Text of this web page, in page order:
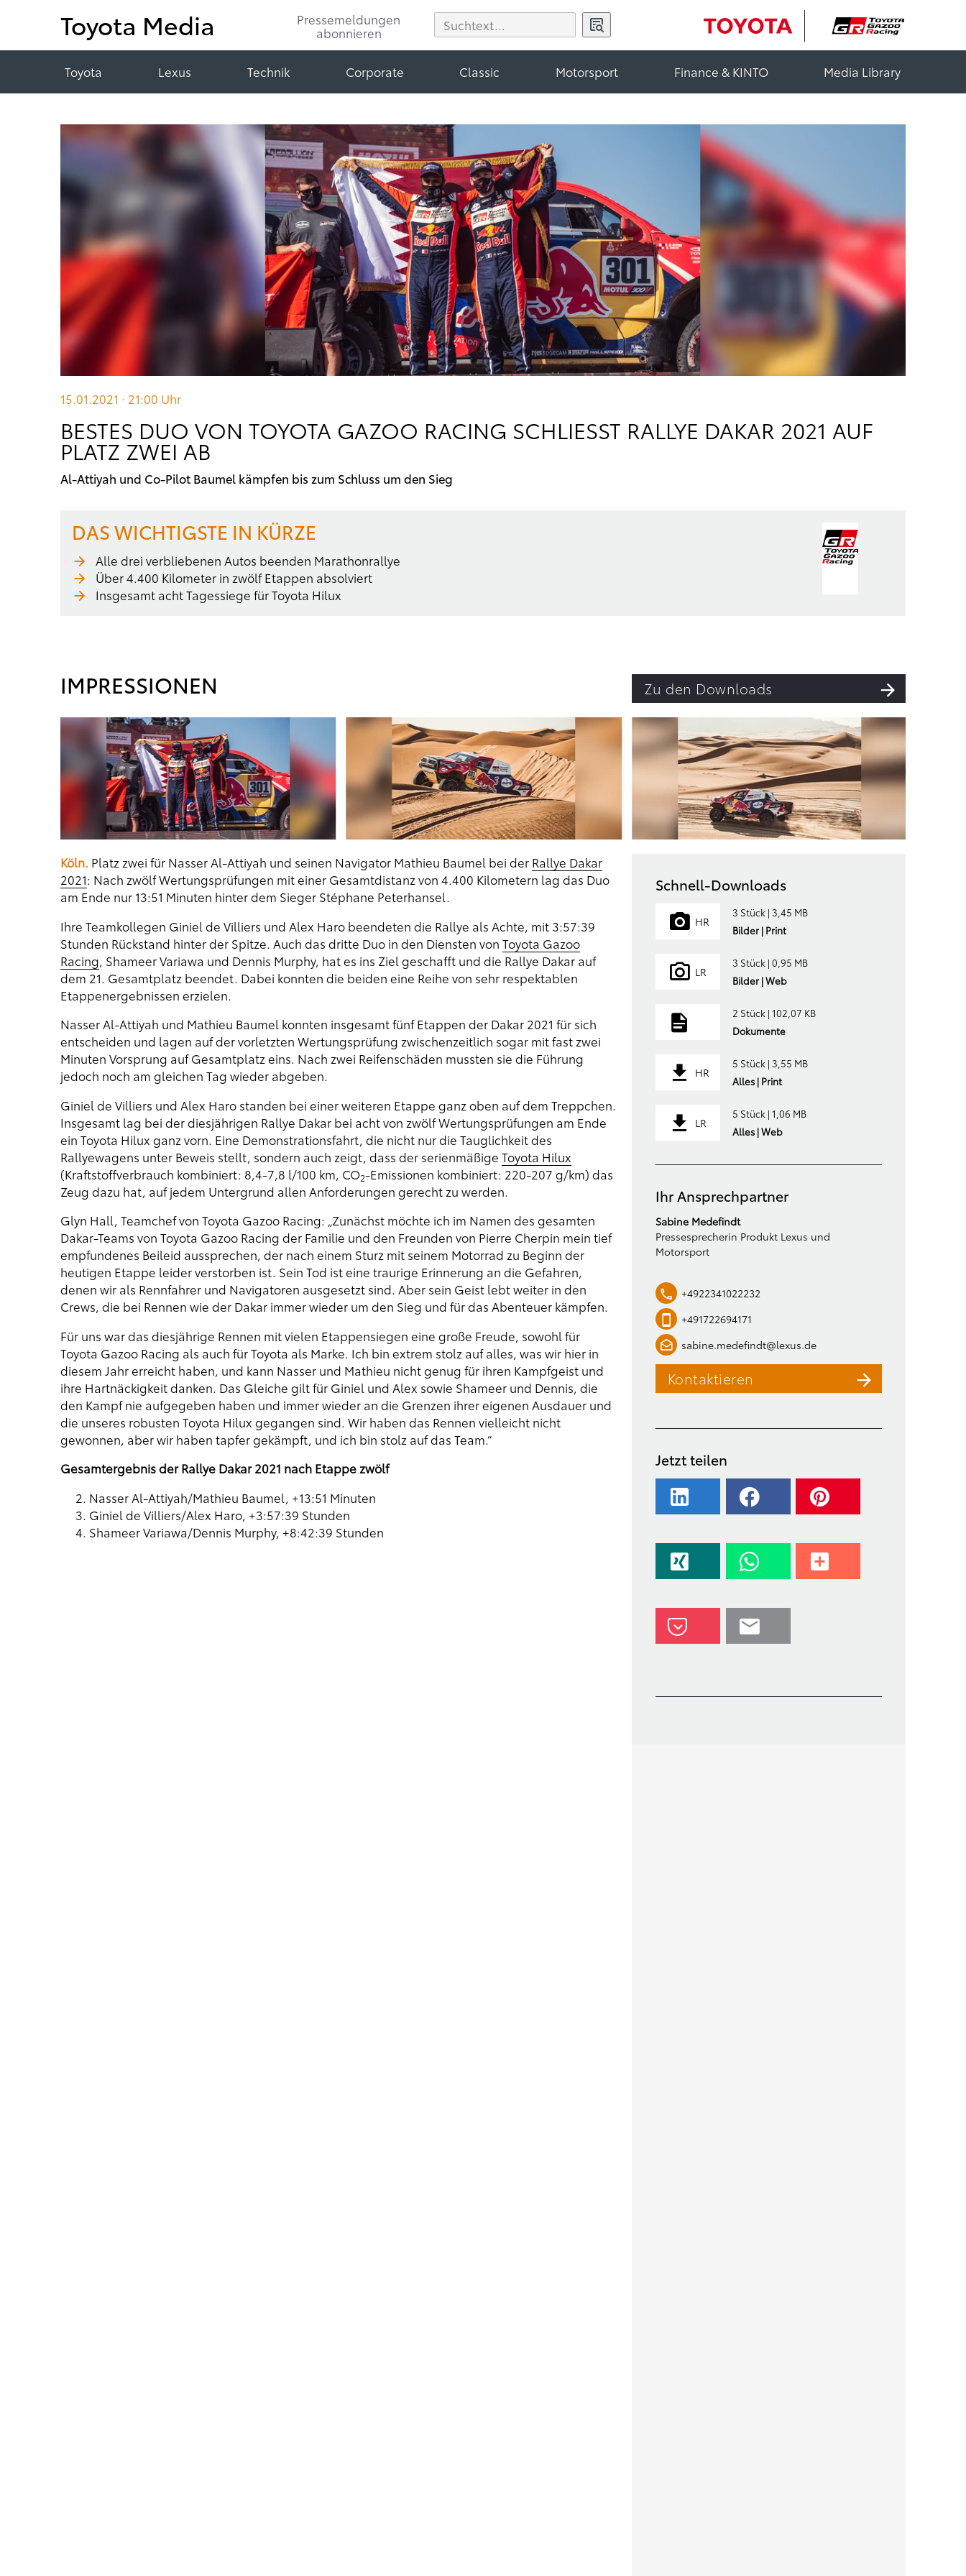
Toyota Media
Pressemeldungen
abonnieren
Toyota Lexus Technik Corporate Classic Motorsport Finance & KINTO Media Library
15.01.2021 · 21:00 Uhr
BESTES DUO VON TOYOTA GAZOO RACING SCHLIESST RALLYE DAKAR 2021 AUF P
LATZ ZWEI AB
Al-Attiyah und Co-Pilot Baumel kämpfen bis zum Schluss um den Sieg
DAS WICHTIGSTE IN KÜRZE
Alle drei verbliebenen Autos beenden Marathonrallye
Über 4.400 Kilometer in zwölf Etappen absolviert
Insgesamt acht Tagessiege für Toyota Hilux
IMPRESSIONEN Zu den Downloads
Köln. Platz zwei für Nasser Al-Attiyah und seinen Navigator Mathieu Baumel bei der Rallye Dakar
2021: Nach zwölf Wertungsprüfungen mit einer Gesamtdistanz von 4.400 Kilometern lag das Duo
am Ende nur 13:51 Minuten hinter dem Sieger Stéphane Peterhansel.
Ihre Teamkollegen Giniel de Villiers und Alex Haro beendeten die Rallye als Achte, mit 3:57:39
Stunden Rückstand hinter der Spitze. Auch das dritte Duo in den Diensten von Toyota Gazoo
Racing , Shameer Variawa und Dennis Murphy, hat es ins Ziel geschafft und die Rallye Dakar auf
dem 21. Gesamtplatz beendet. Dabei konnten die beiden eine Reihe von sehr respektablen
Etappenergebnissen erzielen.
Nasser Al-Attiyah und Mathieu Baumel konnten insgesamt fünf Etappen der Dakar 2021 für sich
entscheiden und lagen auf der vorletzten Wertungsprüfung zwischenzeitlich sogar mit fast zwei
Minuten Vorsprung auf Gesamtplatz eins. Nach zwei Reifenschäden mussten sie die Führung
jedoch noch am gleichen Tag wieder abgeben.
Giniel de Villiers und Alex Haro standen bei einer weiteren Etappe ganz oben auf dem Treppchen.
Insgesamt lag bei der diesjährigen Rallye Dakar bei acht von zwölf Wertungsprüfungen am Ende
ein Toyota Hilux ganz vorn. Eine Demonstrationsfahrt, die nicht nur die Tauglichkeit des
Rallyewagens unter Beweis stellt, sondern auch zeigt, dass der serienmäßige Toyota Hilux
(Kraftstoffverbrauch kombiniert: 8,4-7,8 l/100 km, CO2-Emissionen kombiniert: 220-207 g/km) das
Zeug dazu hat, auf jedem Untergrund allen Anforderungen gerecht zu werden.
Glyn Hall, Teamchef von Toyota Gazoo Racing: „Zunächst möchte ich im Namen des gesamten
Dakar-Teams von Toyota Gazoo Racing der Familie und den Freunden von Pierre Cherpin mein tief
empfundenes Beileid aussprechen, der nach einem Sturz mit seinem Motorrad zu Beginn der
heutigen Etappe leider verstorben ist. Sein Tod ist eine traurige Erinnerung an die Gefahren,
denen wir als Rennfahrer und Navigatoren ausgesetzt sind. Aber sein Geist lebt weiter in den
Crews, die bei Rennen wie der Dakar immer wieder um den Sieg und für das Abenteuer kämpfen.
Für uns war das diesjährige Rennen mit vielen Etappensiegen eine große Freude, sowohl für
Toyota Gazoo Racing als auch für Toyota als Marke. Ich bin extrem stolz auf alles, was wir hier in
diesem Jahr erreicht haben, und kann Nasser und Mathieu nicht genug für ihren Kampfgeist und
ihre Hartnäckigkeit danken. Das Gleiche gilt für Giniel und Alex sowie Shameer und Dennis, die
den Kampf nie aufgegeben haben und immer wieder an die Grenzen ihrer eigenen Ausdauer und
die unseres robusten Toyota Hilux gegangen sind. Wir haben das Rennen vielleicht nicht
gewonnen, aber wir haben tapfer gekämpft, und ich bin stolz auf das Team.“
Gesamtergebnis der Rallye Dakar 2021 nach Etappe zwölf
Nasser Al-Attiyah/Mathieu Baumel, +13:51 Minuten
Giniel de Villiers/Alex Haro, +3:57:39 Stunden
Shameer Variawa/Dennis Murphy, +8:42:39 Stunden
Schnell-Downloads
HR
3 Stück | 3,45 MB
Bilder | Print
LR
3 Stück | 0,95 MB
Bilder | Web
2 Stück | 102,07 KB
Dokumente
HR
5 Stück | 3,55 MB
Alles | Print
LR
5 Stück | 1,06 MB
Alles | Web
Ihr Ansprechpartner
Sabine Medefindt
Pressesprecherin Produkt Lexus und
Motorsport
+4922341022232
+491722694171
sabine.medefindt@lexus.de
Kontaktieren
Jetzt teilen